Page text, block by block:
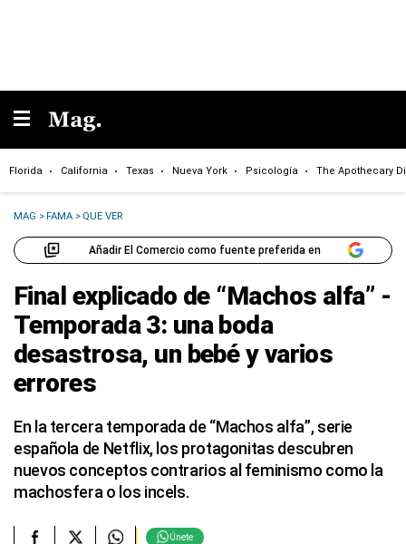
Florida California Texas Nueva York Psicología The Apothecary
MAG >FAMA > QUE VER
Añadir El Comercio como fuente preferida en
Final explicado de “Machos alfa” -
Temporada 3: una boda
desastrosa, un bebé y varios
errores
En la tercera temporada de “Machos alfa”, serie
española de Netflix, los protagonitas descubren
nuevos conceptos contrarios al feminismo como la
machosfera o los incels.
Únete